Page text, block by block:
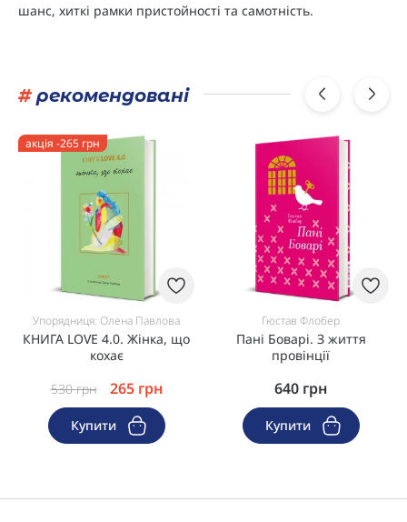
шанс, хиткі рамки пристойності та самотність.
#рекомендовані
акція -265 грн
Упорядниця: Олена Павлова
КНИГА LOVE 4.0. Жінка, що
кохає
530грн 265 грн
Купити
Гюстав Флобер
Пані Боварі. З життя
провінції
640 грн
Купити